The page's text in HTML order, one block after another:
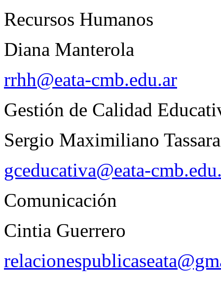
Recursos Humanos
Diana Manterola
rrhh@eata-cmb.edu.ar
Gestión de Calidad
Sergio Maximiliano Tassara
gceducativa@eata-
Comunicación
Cintia Guerrero